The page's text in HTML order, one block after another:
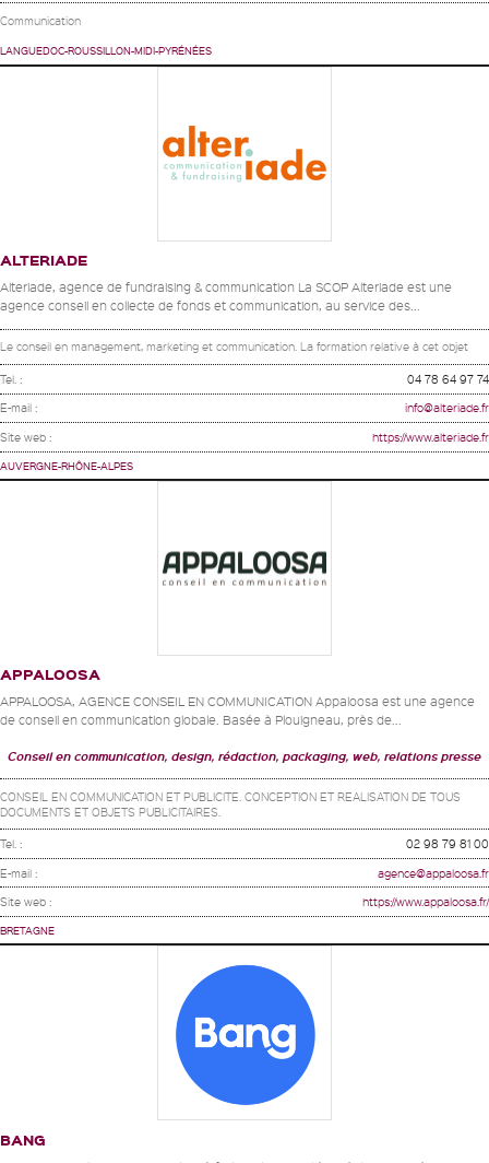
Communication
LANGUEDOC-ROUSSILLON-MIDI-PYRÉNÉES
ALTERIADE
Alteriade, agence de fundraising & communication La SCOP Alteriade est une
agence conseil en collecte de fonds et communication, au service des...
Le conseil en management, marketing et communication. La formation relative à cet objet
Tel. : 04 78 64 97 74
E-mail : info@alteriade.fr
Site web : https://www.alteriade.fr
AUVERGNE-RHÔNE-ALPES
APPALOOSA
APPALOOSA, AGENCE CONSEIL EN COMMUNICATION Appaloosa est une agence
de conseil en communication globale. Basée à Plouigneau, près de...
Conseil en communication, design, rédaction, packaging, web, relations presse
CONSEIL EN COMMUNICATION ET PUBLICITE. CONCEPTION ET REALISATION DE TOUS
DOCUMENTS ET OBJETS PUBLICITAIRES.
Tel. : 02 98 79 81 00
E-mail : agence@appaloosa.fr
Site web : https://www.appaloosa.fr/
BRETAGNE
BANG